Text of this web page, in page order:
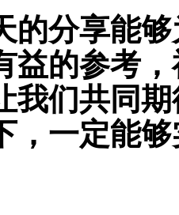
的分享能
益的参考
我们共同
，一定能